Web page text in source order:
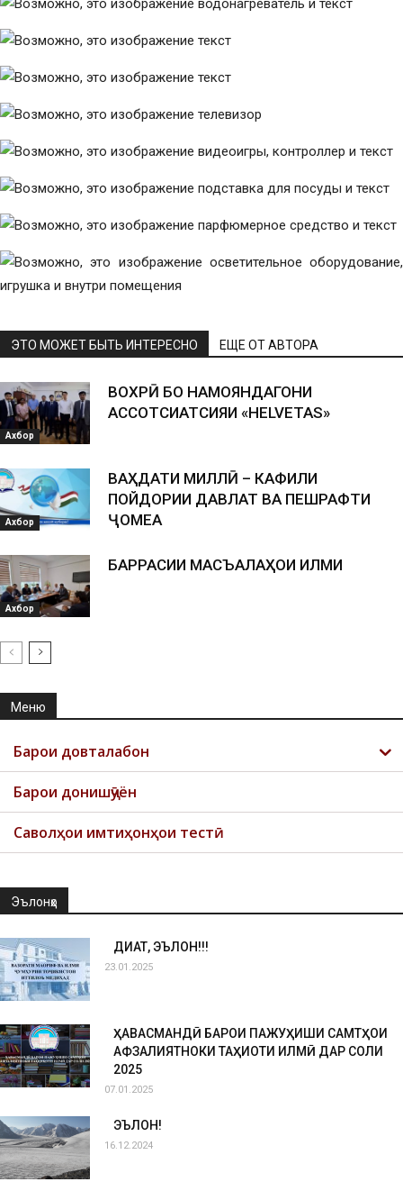
ЭТО МОЖЕТ БЫТЬ ИНТЕРЕСНО ЕЩЕ ОТ АВТОРА
Ахбор
ВОХӮРӢ БО НАМОЯНДАГОНИ
АССОТСИАТСИЯИ «HELVETAS»
Ахбор
ВАҲДАТИ МИЛЛӢ – КАФИЛИ
ПОЙДОРИИ ДАВЛАТ ВА ПЕШРАФТИ
ҶОМЕА
Ахбор
БАРРАСИИ МАСЪАЛАҲОИ ИЛМИ
Меню
Барои довталабон
Барои донишҷӯён
Саволҳои имтиҳонҳои тестӣ
Эълонҳо
ДИҚҚАТ, ЭЪЛОН!!!
23.01.2025
ҲАВАСМАНДӢ БАРОИ ПАЖУҲИШИ САМТҲОИ
АФЗАЛИЯТНОКИ ТАҲҚИҚОТИ ИЛМӢ ДАР СОЛИ
2025
07.01.2025
ЭЪЛОН!
16.12.2024